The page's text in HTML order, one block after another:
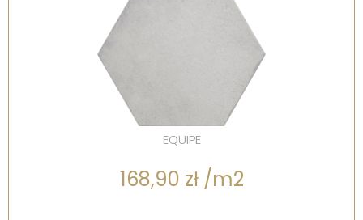
EQUIPE
168,90 zł /m2